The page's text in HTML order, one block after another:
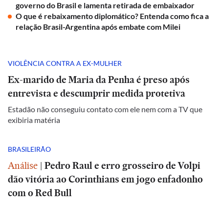
governo do Brasil e lamenta retirada de embaixador
O que é rebaixamento diplomático? Entenda como fica a
relação Brasil-Argentina após embate com Milei
VIOLÊNCIA CONTRA A EX-MULHER
Ex-marido de Maria da Penha é preso após
entrevista e descumprir medida protetiva
Estadão não conseguiu contato com ele nem com a TV que
exibiria matéria
BRASILEIRÃO
Análise | Pedro Raul e erro grosseiro de Volpi
dão vitória ao Corinthians em jogo enfadonho
com o Red Bull